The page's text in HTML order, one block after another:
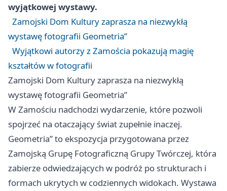
wyjątkowej wystawy.
Zamojski Dom Kultury zaprasza na niezwykłą
wystawę fotografii Geometria”
Wyjątkowi autorzy z Zamościa pokazują magię
kształtów w fotografii
Zamojski Dom Kultury zaprasza na niezwykłą
wystawę fotografii Geometria”
W Zamościu nadchodzi wydarzenie, które pozwoli
spojrzeć na otaczający świat zupełnie inaczej.
Geometria” to ekspozycja przygotowana przez
Zamojską Grupę Fotograficzną Grupy Twórczej, która
zabierze odwiedzających w podróż po strukturach i
formach ukrytych w codziennych widokach. Wystawa